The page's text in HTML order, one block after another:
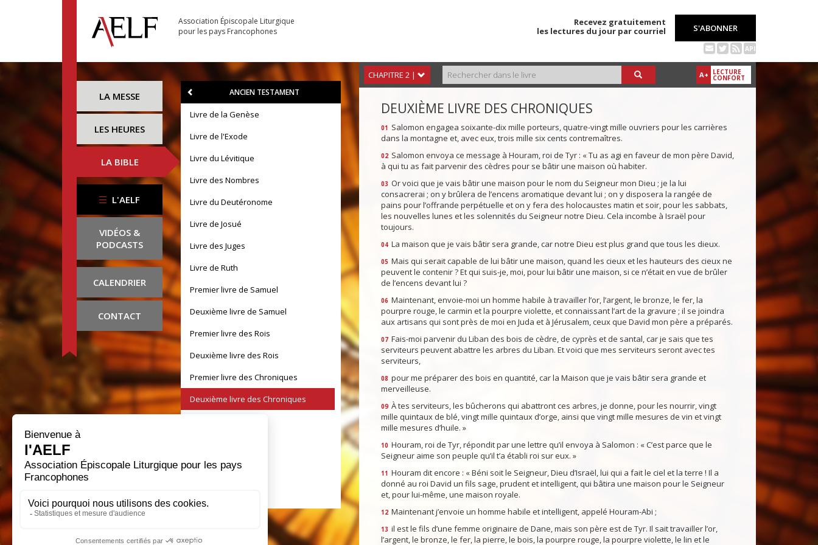
Association Épiscopale Liturgique
pour les pays Francophones
Recevez gratuitement
les lectures du jour par courriel
S'ABONNER
API
LA MESSE
LES HEURES
LA BIBLE
L'AELF
VIDÉOS &
PODCASTS
CALENDRIER
CONTACT
ANCIEN TESTAMENT
Livre de la Genèse
Livre de l'Exode
Livre du Lévitique
Livre des Nombres
Livre du Deutéronome
Livre de Josué
Livre des Juges
Livre de Ruth
Premier livre de Samuel
Deuxième livre de Samuel
Premier livre des Rois
Deuxième livre des Rois
Premier livre des Chroniques
Deuxième livre des Chroniques
Livre de Tobie
Livre d'Esther
Premier Livre des Martyrs d'Israël
A+ LECTURE
CONFORT
CHAPITRE 2 |
DEUXIÈME LIVRE DES CHRONIQUES
01
Salomon engagea soixante-dix mille porteurs, quatre-vingt mille ouvriers pour les carrières
dans la montagne et, avec eux, trois mille six cents contremaîtres.
02 Salomon envoya ce message à Houram, roi de Tyr : « Tu as agi en faveur de mon père David,
à qui tu as fait parvenir des cèdres pour se bâtir une maison où habiter.
03 Or voici que je vais bâtir une maison pour le nom du Seigneur mon Dieu ; je la lui
consacrerai ; on y brûlera de l’encens aromatique devant lui ; on y disposera la rangée de
pains pour l’offrande perpétuelle et on y fera des holocaustes matin et soir, pour les sabbats,
les nouvelles lunes et les solennités du Seigneur notre Dieu. Cela incombe à Israël pour
toujours.
04 La maison que je vais bâtir sera grande, car notre Dieu est plus grand que tous les dieux.
05 Mais qui serait capable de lui bâtir une maison, quand les cieux et les hauteurs des cieux ne
peuvent le contenir ? Et qui suis-je, moi, pour lui bâtir une maison, si ce n’était en vue de brûler
de l’encens devant lui ?
06 Maintenant, envoie-moi un homme habile à travailler l’or, l’argent, le bronze, le fer, la
pourpre rouge, le carmin et la pourpre violette, et connaissant l’art de la gravure ; il se joindra
aux artisans qui sont près de moi en Juda et à Jérusalem, ceux que David mon père a préparés.
07 Fais-moi parvenir du Liban des bois de cèdre, de cyprès et de santal, car je sais que tes
serviteurs peuvent abattre les arbres du Liban. Et voici que mes serviteurs seront avec tes
serviteurs,
08 pour me préparer des bois en quantité, car la Maison que je vais bâtir sera grande et
merveilleuse.
09 À tes serviteurs, les bûcherons qui abattront ces arbres, je donne, pour les nourrir, vingt
mille quintaux de blé, vingt mille quintaux d’orge, ainsi que vingt mille mesures de vin et vingt
mille mesures d’huile. »
10 Houram, roi de Tyr, répondit par une lettre qu’il envoya à Salomon : « C’est parce que le
Seigneur aime son peuple qu’il t’a établi roi sur eux. »
11
Houram dit encore : « Béni soit le Seigneur, Dieu d’Israël, lui qui a fait le ciel et la terre ! Il a
donné au roi David un fils sage, prudent et intelligent, qui bâtira une maison pour le Seigneur
et, pour lui-même, une maison royale.
12 Maintenant j’envoie un homme habile et intelligent, appelé Houram-Abi ;
13 il est le fils d’une femme originaire de Dane, mais son père est de Tyr. Il sait travailler l’or,
l’argent, le bronze, le fer, la pierre, le bois, la pourpre rouge, la pourpre violette, le lin et le